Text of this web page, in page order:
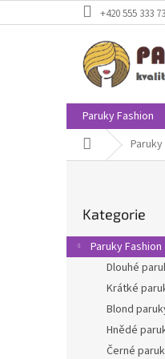
na
+420 555 333
Paruky Fashion
Domů
r
a
kategorie
Kategorie
Paruky Fashion
Dlouhé
Krátké
Blond
Hnědé
Černé